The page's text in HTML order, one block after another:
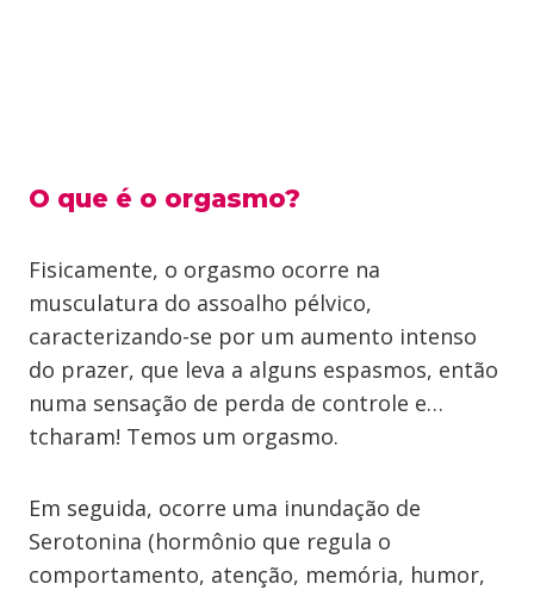
O que é o orgasmo?
Fisicamente, o orgasmo ocorre na
musculatura do assoalho pélvico,
caracterizando-se por um aumento intenso
do prazer, que leva a alguns espasmos, então
numa sensação de perda de controle e…
tcharam! Temos um orgasmo.
Em seguida, ocorre uma inundação de
Serotonina (hormônio que regula o
comportamento, atenção, memória, humor,